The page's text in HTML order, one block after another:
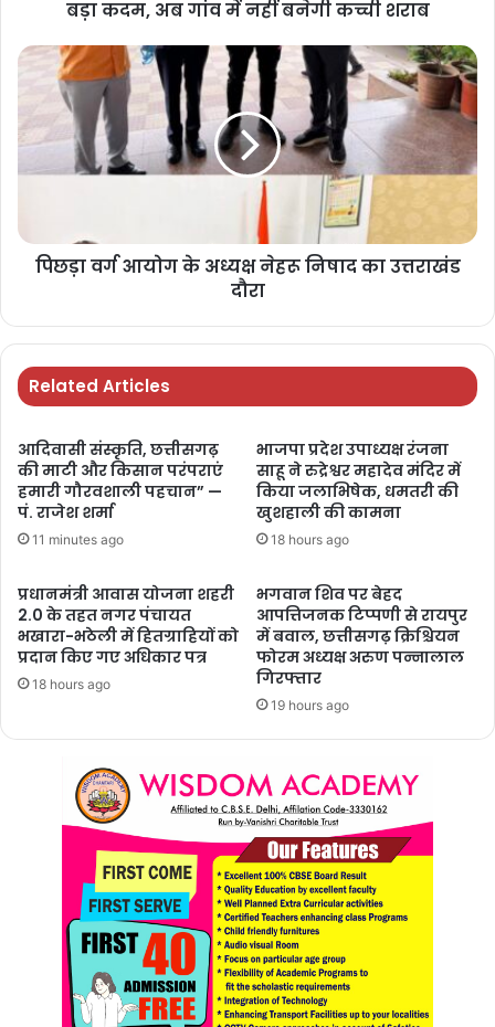
बड़ा कदम, अब गांव में नहीं बनेगी कच्ची शराब
पिछड़ा वर्ग आयोग के अध्यक्ष नेहरू निषाद का उत्तराखंड
दौरा
Related Articles
आदिवासी संस्कृति, छत्तीसगढ़
की माटी और किसान परंपराएं
हमारी गौरवशाली पहचान” —
पं. राजेश शर्मा
11 minutes ago
भाजपा प्रदेश उपाध्यक्ष रंजना
साहू ने रुद्रेश्वर महादेव मंदिर में
किया जलाभिषेक, धमतरी की
खुशहाली की कामना
18 hours ago
प्रधानमंत्री आवास योजना शहरी
2.0 के तहत नगर पंचायत
भखारा-भठेली में हितग्राहियों को
प्रदान किए गए अधिकार पत्र
18 hours ago
भगवान शिव पर बेहद
आपत्तिजनक टिप्पणी से रायपुर
में बवाल, छत्तीसगढ़ क्रिश्चियन
फोरम अध्यक्ष अरुण पन्नालाल
गिरफ्तार
19 hours ago